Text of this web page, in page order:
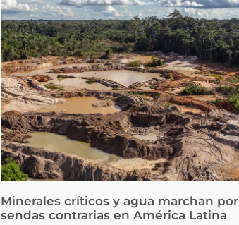
Minerales críticos y agua marchan por
sendas contrarias en América Latina